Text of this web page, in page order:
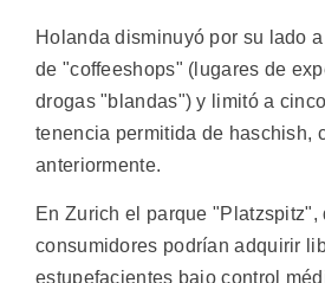
Holanda disminuyó por su lado
de "coffeeshops" (lugares de
drogas "blandas") y limitó a
tenencia permitida de haschish,
anteriormente.
En Zurich el parque "Platzspitz",
consumidores podrían adquirir
estupefacientes bajo control